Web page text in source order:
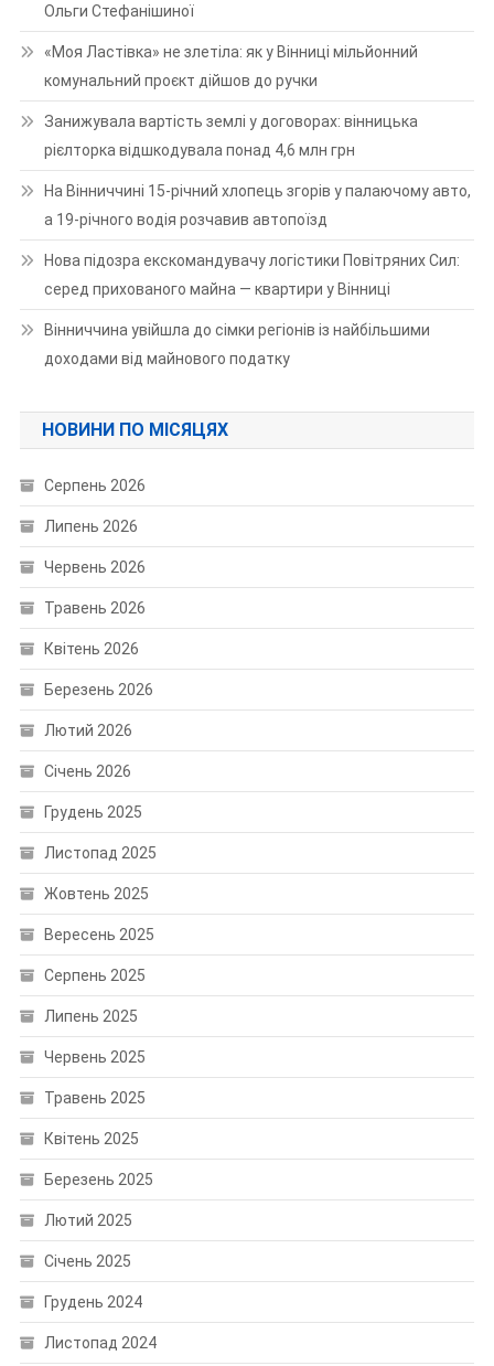
Ольги Стефанішиної
«Моя Ластівка» не злетіла: як у Вінниці мільйонний
комунальний проєкт дійшов до ручки
Занижувала вартість землі у договорах: вінницька
рієлторка відшкодувала понад 4,6 млн грн
На Вінниччині 15-річний хлопець згорів у палаючому авто,
а 19-річного водія розчавив автопоїзд
Нова підозра екскомандувачу логістики Повітряних Сил:
серед прихованого майна — квартири у Вінниці
Вінниччина увійшла до сімки регіонів із найбільшими
доходами від майнового податку
НОВИНИ ПО МІСЯЦЯХ
Серпень 2026
Липень 2026
Червень 2026
Травень 2026
Квітень 2026
Березень 2026
Лютий 2026
Січень 2026
Грудень 2025
Листопад 2025
Жовтень 2025
Вересень 2025
Серпень 2025
Липень 2025
Червень 2025
Травень 2025
Квітень 2025
Березень 2025
Лютий 2025
Січень 2025
Грудень 2024
Листопад 2024